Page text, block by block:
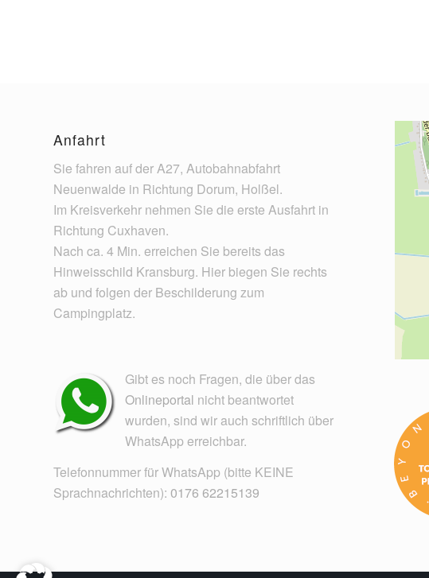
Anfahrt
Sie fahren auf der A27, Autobahnabfahrt
Neuenwalde in Richtung Dorum, Holßel.
Im Kreisverkehr nehmen Sie die erste Ausfahrt in
Richtung Cuxhaven.
Nach ca. 4 Min. erreichen Sie bereits das
Hinweisschild Kransburg. Hier biegen Sie rechts
ab und folgen der Beschilderung zum
Campingplatz.
Gibt es noch Fragen, die über das
Onlineportal nicht beantwortet
wurden, sind wir auch schriftlich über
WhatsApp erreichbar.
Telefonnummer für WhatsApp (bitte KEINE
Sprachnachrichten): 0176 62215139